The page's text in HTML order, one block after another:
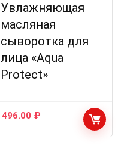
Увлажняющая
масляная
сыворотка для
лица «Aqua
Protect»
496.00 ₽